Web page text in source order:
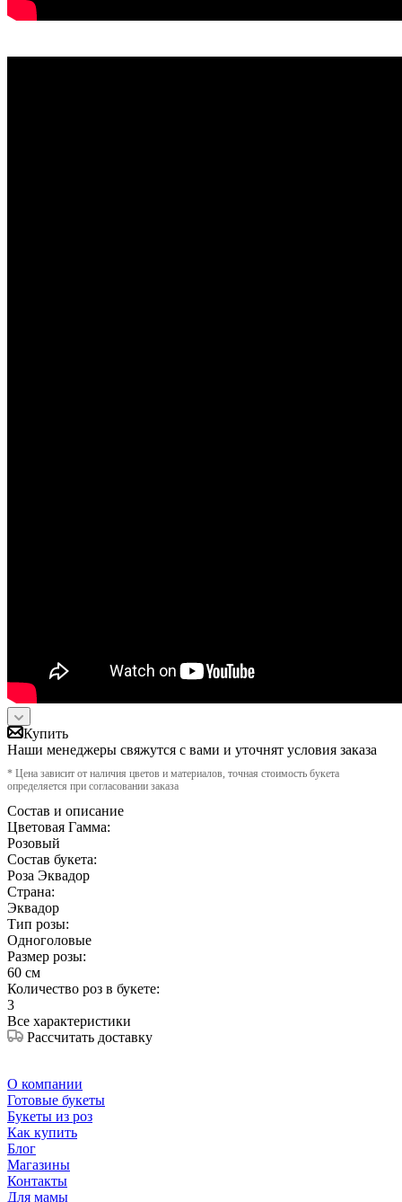
Купить
Наши менеджеры свяжутся с вами и уточнят условия заказа
* Цена зависит от наличия цветов и материалов, точная стоимость букета
определяется при согласовании заказа
Состав и описание
Цветовая Гамма:
Розовый
Состав букета:
Роза Эквадор
Страна:
Эквадор
Тип розы:
Одноголовые
Размер розы:
60 см
Количество роз в букете:
3
Все характеристики
Рассчитать доставку
О компании
Готовые букеты
Букеты из роз
Как купить
Блог
Магазины
Контакты
Для мамы